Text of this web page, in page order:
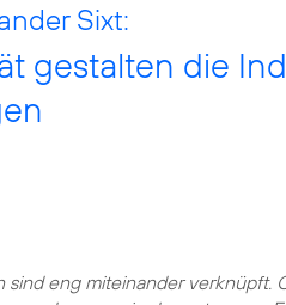
Sixt:
gestalten die
eng miteinander verknüpft.